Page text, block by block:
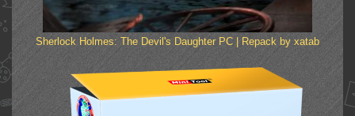
Sherlock Holmes: The Devil's Daughter PC | Repack by xatab